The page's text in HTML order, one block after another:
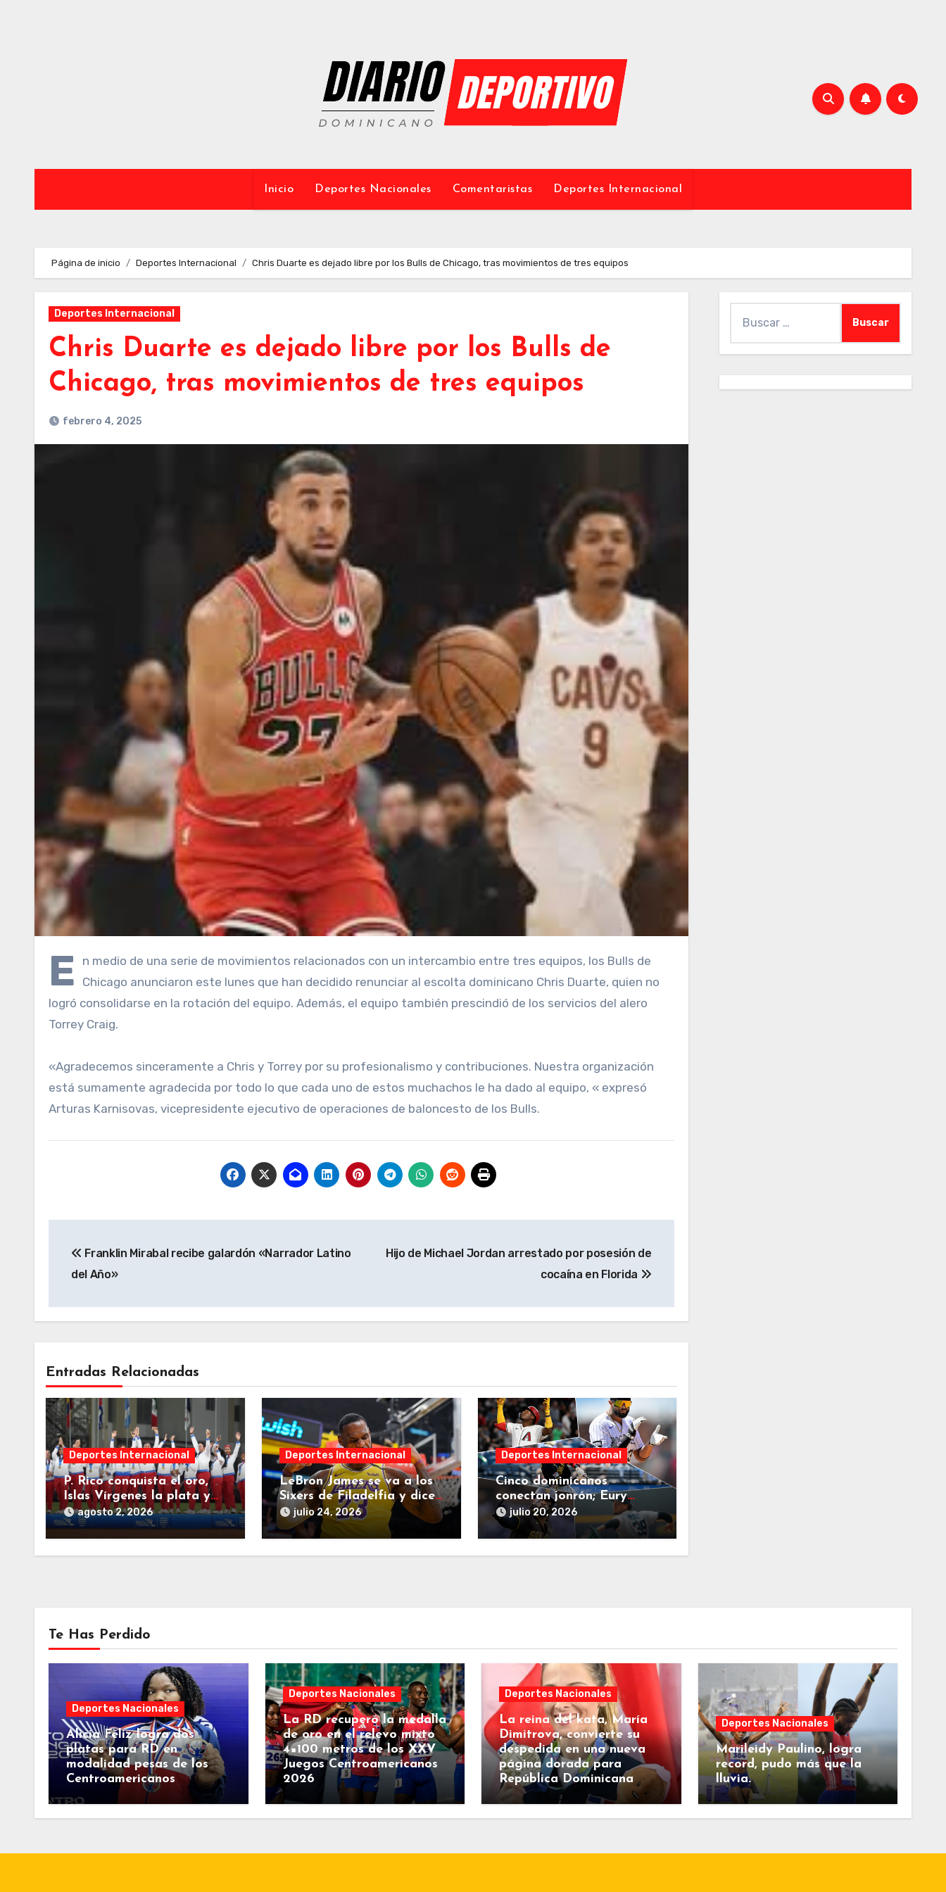
Inicio Deportes Nacionales Comentaristas Deportes Internacional
Página de inicio Deportes Internacional Chris Duarte es dejado libre por los Bulls de Chicago, tras movimientos de tres equipos
Deportes Internacional
Chris Duarte es dejado libre por los Bulls de
Chicago, tras movimientos de tres equipos
febrero 4, 2025
E
n medio de una serie de movimientos relacionados con un intercambio entre tres equipos, los Bulls de
Chicago anunciaron este lunes que han decidido renunciar al escolta dominicano Chris Duarte, quien no
logró consolidarse en la rotación del equipo. Además, el equipo también prescindió de los servicios del alero
Torrey Craig.
«Agradecemos sinceramente a Chris y Torrey por su profesionalismo y contribuciones. Nuestra organización
está sumamente agradecida por todo lo que cada uno de estos muchachos le ha dado al equipo, « expresó
Arturas Karnisovas, vicepresidente ejecutivo de operaciones de baloncesto de los Bulls.
de
Franklin Mirabal recibe galardón «Narrador Latino
del Año»
Hijo de Michael Jordan arrestado por posesión de
cocaína en Florida
Entradas Relacionadas
Deportes Internacional
P. Rico conquista el oro,
Islas Vírgenes la plata y
RD el bronce en el softbol
femenino
agosto 2, 2026
Deportes Internacional
LeBron James se va a los
Sixers de Filadelfia y dice
que será su última decisión
julio 24, 2026
Deportes Internacional
Cinco dominicanos
conectan jonrón; Eury
Pérez poncha nueve en
seis entradas en jornada
de este domingo
julio 20, 2026
Te Has Perdido
Deportes Nacionales
Alicia Féliz logra dos
platas para RD en
modalidad pesas de los
Centroamericanos
Deportes Nacionales
La RD recuperó la medalla
de oro en el relevo mixto
4×100 metros de los XXV
Juegos Centroamericanos
2026
Deportes Nacionales
La reina del kata, María
Dimitrova, convierte su
despedida en una nueva
página dorada para
República Dominicana
Deportes Nacionales
Marileidy Paulino, logra
record, pudo más que la
lluvia.